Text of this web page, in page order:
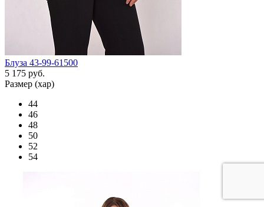
Блуза 43-99-61500
5 175 руб.
Размер (хар)
44
46
48
50
52
54